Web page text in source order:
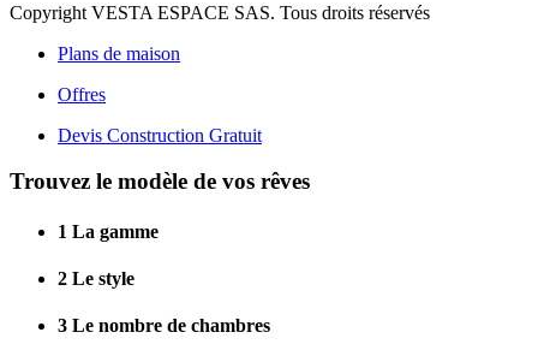
Copyright VESTA ESPACE SAS. Tous droits réservés
Plans de maison
Offres
Devis Construction Gratuit
Trouvez le modèle de vos rêves
1 La gamme
2 Le style
3 Le nombre de chambres